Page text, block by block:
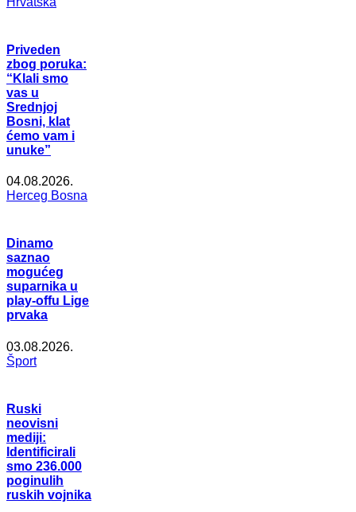
Priveden
zbog poruka:
“Klali smo
vas u
Srednjoj
Bosni, klat
ćemo vam i
unuke”
04.08.2026.
Herceg Bosna
Dinamo
saznao
mogućeg
suparnika u
play-offu Lige
prvaka
03.08.2026.
Šport
Ruski
neovisni
mediji:
Identificirali
smo 236.000
poginulih
ruskih vojnika